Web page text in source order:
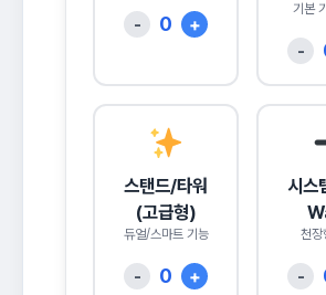
- 0 +
기본
-
스탠드/타워
(고급형)
듀얼/스마트 기능
- 0 +
시스
천장
-